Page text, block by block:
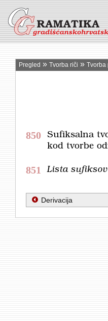
Pregled » Tvorba riči » Tvorba
850
Sufiksalna
kod tvorbe
851 Lista
Derivacija